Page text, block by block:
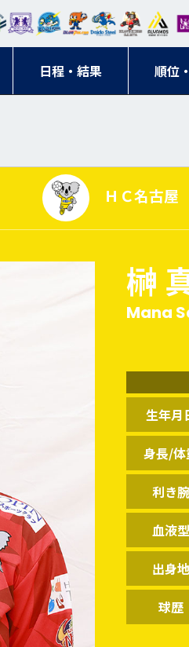
日程・結果 順位
BM
ドリ
ーム
ス
寺ブ
ルー
サン
ーフ
ァル
コン
ニッ キン
ス
阪
ＨＣ名古屋
榊
Mana
生年月
身長/体
利き腕
血液型
出身地
球歴